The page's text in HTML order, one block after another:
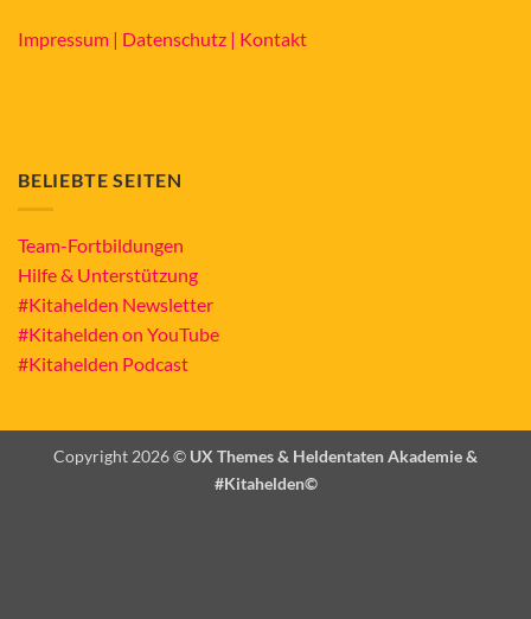
Impressum | Datenschutz | Kontakt
BELIEBTE SEITEN
Team-Fortbildungen
Hilfe & Unterstützung
#Kitahelden Newsletter
#Kitahelden on YouTube
#Kitahelden Podcast
Copyright 2026 © UX Themes & Heldentaten Akademie &
#Kitahelden©